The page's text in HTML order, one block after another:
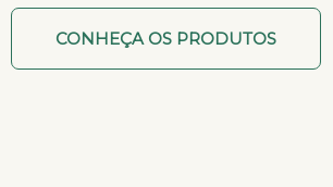
CONHEÇA OS PRODUTOS